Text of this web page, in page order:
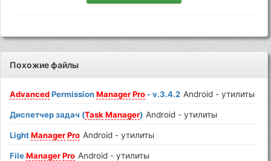
Похожие файлы
AdvancedPermissionManager Pro - v.3.4.2 Android - утилиты
Диспетчер задач (Task Manager) Android - утилиты
LightManager Pro Android - утилиты
FileManager Pro Android - утилиты